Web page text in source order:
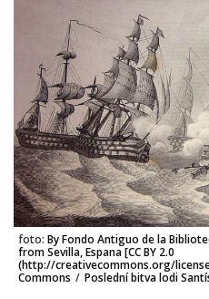
foto: By Fondo Antiguo de la
from Sevilla, Espana [CC BY 2.0
(http://creativecommons.org/
Commons / Poslední bitva lodi